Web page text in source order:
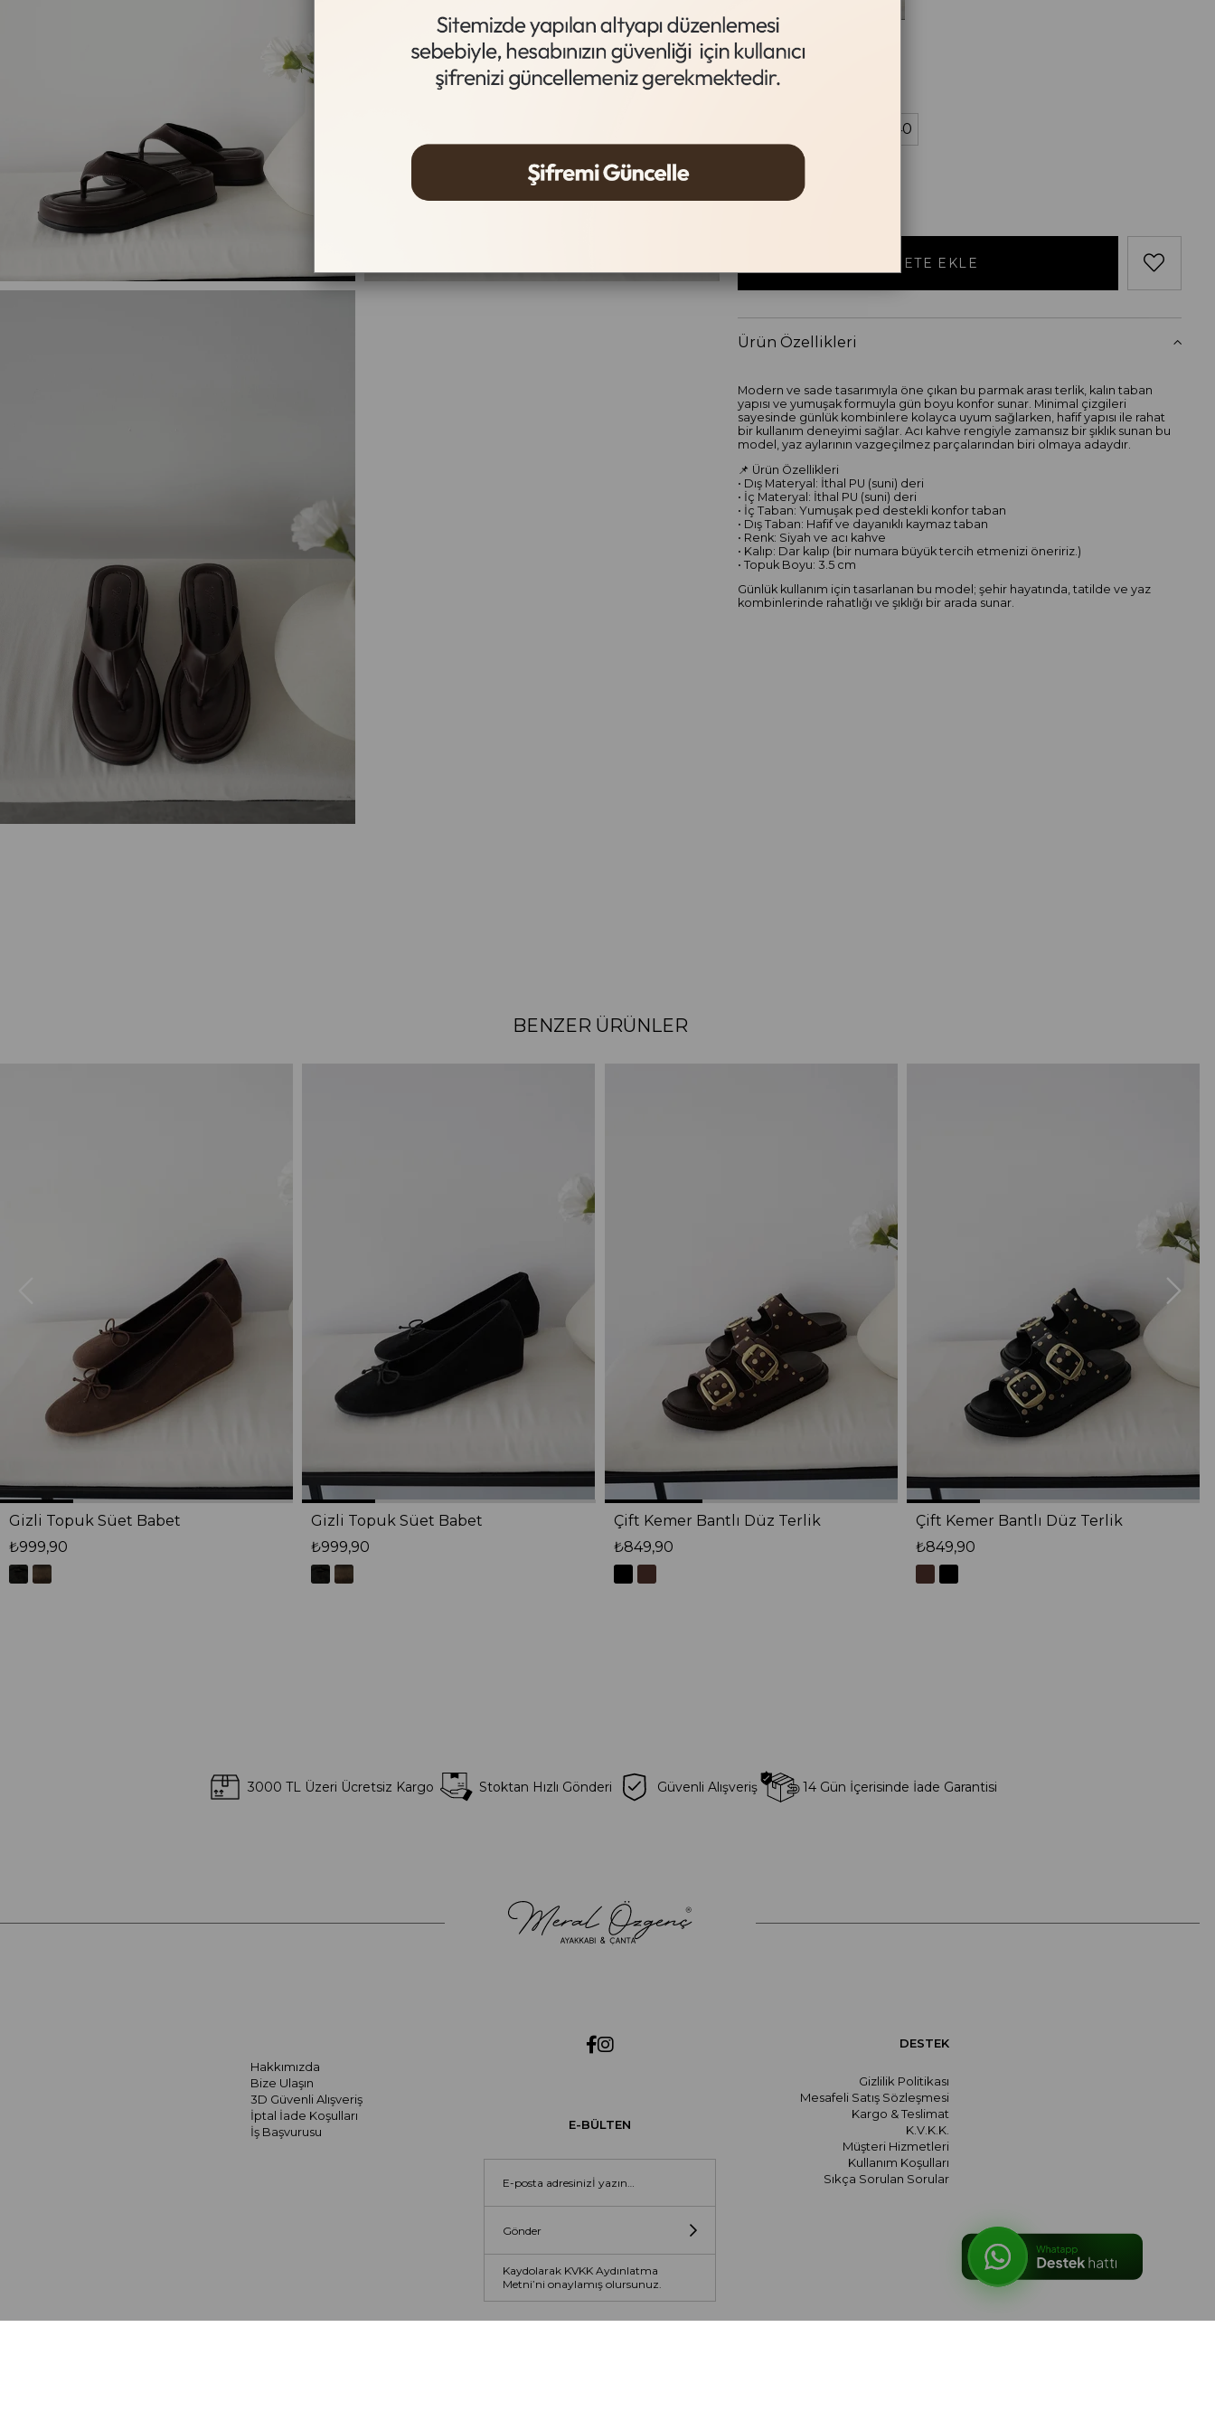
Acı Kahve
Beden Tablosu
40
Ürün Özellikleri
Modern ve sade tasarımıyla öne çıkan bu parmak arası terlik, kalın taban
yapısı ve yumuşak formuyla gün boyu konfor sunar. Minimal çizgileri
sayesinde günlük kombinlere kolayca uyum sağlarken, hafif yapısı ile rahat
bir kullanım deneyimi sağlar. Acı kahve rengiyle zamansız bir şıklık sunan bu
model, yaz aylarının vazgeçilmez parçalarından biri olmaya adaydır.
📌 Ürün Özellikleri
• Dış Materyal: İthal PU (suni) deri
• İç Materyal: İthal PU (suni) deri
• İç Taban: Yumuşak ped destekli konfor taban
• Dış Taban: Hafif ve dayanıklı kaymaz taban
• Renk: Siyah ve acı kahve
• Kalıp: Dar kalıp (bir numara büyük tercih etmenizi öneririz.)
• Topuk Boyu: 3.5 cm
Günlük kullanım için tasarlanan bu model; şehir hayatında, tatilde ve yaz
kombinlerinde rahatlığı ve şıklığı bir arada sunar.
BENZER ÜRÜNLER
Gizli Topuk Süet Babet
₺999,90
Gizli Topuk Süet Babet
₺999,90
Çift Kemer Bantlı Düz Terlik
₺849,90
Çift Kemer Bantlı Düz Terlik
₺849,90
3000 TL Üzeri Ücretsiz Kargo Stoktan Hızlı Gönderi Güvenli Alışveriş 14 Gün İçerisinde İade Garantisi
Hakkımızda
Bize Ulaşın
3D Güvenli Alışveriş
İptal İade Koşulları
İş Başvurusu
E-BÜLTEN
Gönder
Kaydolarak KVKK Aydınlatma
Metni’ni onaylamış olursunuz.
DESTEK
Gizlilik Politikası
Mesafeli Satış Sözleşmesi
Kargo & Teslimat
K.V.K.K.
Müşteri Hizmetleri
Kullanım Koşulları
Sıkça Sorulan Sorular